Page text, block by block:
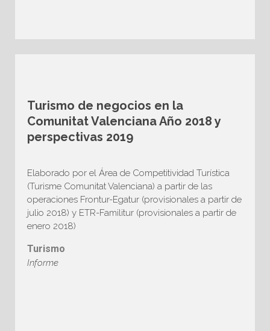
Turismo de negocios en la
Comunitat Valenciana Año 2018 y
perspectivas 2019
Elaborado por el Área de Competitividad Turística
(Turisme Comunitat Valenciana) a partir de las
operaciones Frontur-Egatur (provisionales a partir de
julio 2018) y ETR-Familitur (provisionales a partir de
enero 2018)
Turismo
Informe